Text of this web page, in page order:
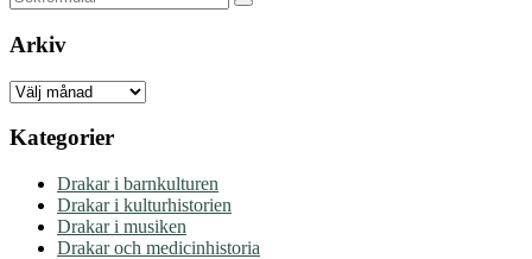
Sök
Arkiv
Arkiv
Kategorier
Drakar i barnkulturen
Drakar i kulturhistorien
Drakar i musiken
Drakar och medicinhistoria